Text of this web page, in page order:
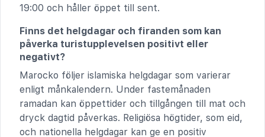
19:00 och håller öppet till sent.
Finns det helgdagar och firanden som kan
påverka turistupplevelsen positivt eller
negativt?
Marocko följer islamiska helgdagar som varierar
enligt månkalendern. Under fastemånaden
ramadan kan öppettider och tillgången till mat och
dryck dagtid påverkas. Religiösa högtider, som eid,
och nationella helgdagar kan ge en positiv